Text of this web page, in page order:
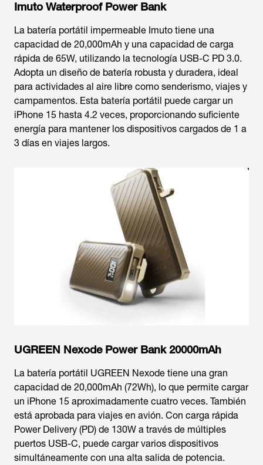
Imuto Waterproof Power Bank
La batería portátil impermeable Imuto tiene una
capacidad de 20,000mAh y una capacidad de carga
rápida de 65W, utilizando la tecnología USB-C PD 3.0.
Adopta un diseño de batería robusta y duradera, ideal
para actividades al aire libre como senderismo, viajes y
campamentos. Esta batería portátil puede cargar un
iPhone 15 hasta 4.2 veces, proporcionando suficiente
energía para mantener los dispositivos cargados de 1 a
3 días en viajes largos.
UGREEN Nexode Power Bank 20000mAh
La batería portátil UGREEN Nexode tiene una gran
capacidad de 20,000mAh (72Wh), lo que permite cargar
un iPhone 15 aproximadamente cuatro veces. También
está aprobada para viajes en avión. Con carga rápida
Power Delivery (PD) de 130W a través de múltiples
puertos USB-C, puede cargar varios dispositivos
simultáneamente con una alta salida de potencia.